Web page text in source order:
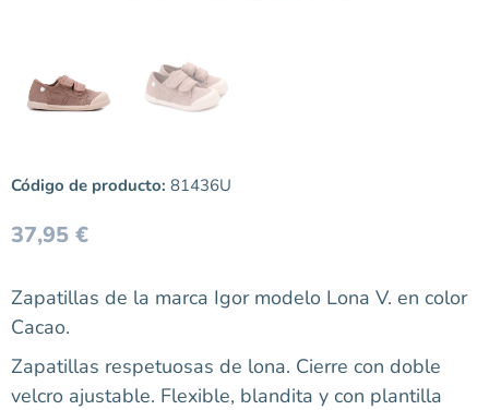
Código de producto: 81436U
37,95 €
Zapatillas de la marca Igor modelo Lona V. en color
Cacao.
Zapatillas respetuosas de lona. Cierre con doble
velcro ajustable. Flexible, blandita y con plantilla